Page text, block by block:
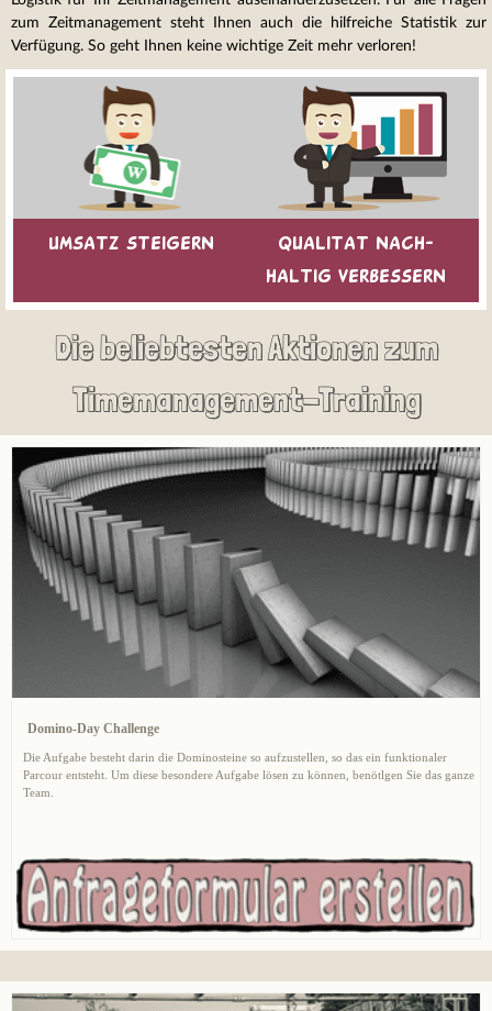
zum Zeitmanagement steht Ihnen auch die hilfreiche Statistik zur
Verfügung. So geht Ihnen keine wichtige Zeit mehr verloren!
Umsatz steigern
Qualitat nach-
haltig verbessern
Die beliebtesten Aktionen zum
Timemanagement-Training
Domino-Day Challenge
Die Aufgabe besteht darin die Dominosteine so aufzustellen, so das ein funktionaler
Parcour entsteht. Um diese besondere Aufgabe lösen zu können, benötlgen Sie das ganze
Team.